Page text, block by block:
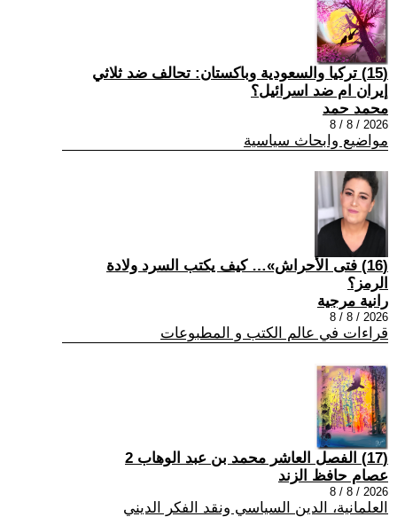
(15) تركيا والسعودية وباكستان: تحالف ضد ثلاثي
إيران ام ضد اسرائيل؟
محمد حمد
2026 / 8 / 8
مواضيع وابحاث سياسية
(16) فتى الأحراش»… كيف يكتب السرد ولادة
الرمز؟
رانية مرجية
2026 / 8 / 8
قراءات في عالم الكتب و المطبوعات
(17) الفصل العاشر محمد بن عبد الوهاب 2
عصام حافظ الزند
2026 / 8 / 8
العلمانية، الدين السياسي ونقد الفكر الديني